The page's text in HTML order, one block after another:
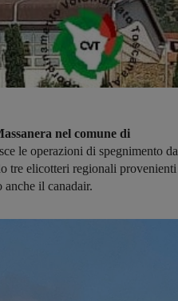
nel comune di
le operazioni di spegnimento da
tre elicotteri regionali provenienti
il canadair.